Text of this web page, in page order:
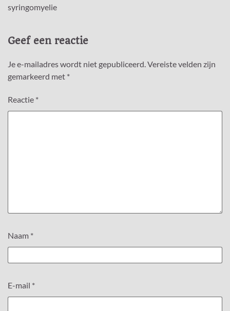
syringomyelie
Geef een reactie
Je e-mailadres wordt niet gepubliceerd. Vereiste velden zijn
gemarkeerd met *
Reactie *
Naam *
E-mail *